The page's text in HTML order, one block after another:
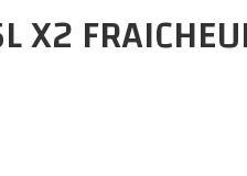
X2